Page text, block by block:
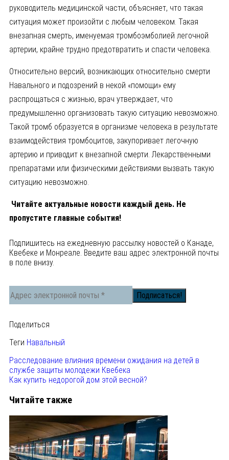
руководитель медицинской части, объясняет, что такая
ситуация может произойти с любым человеком. Такая
внезапная смерть, именуемая тромбоэмболией легочной
артерии, крайне трудно предотвратить и спасти человека.
Относительно версий, возникающих относительно смерти
Навального и подозрений в некой «помощи» ему
распрощаться с жизнью, врач утверждает, что
предумышленно организовать такую ситуацию невозможно.
Такой тромб образуется в организме человека в результате
взаимодействия тромбоцитов, закупоривает легочную
артерию и приводит к внезапной смерти. Лекарственными
препаратами или физическими действиями вызвать такую
ситуацию невозможно.
Читайте актуальные новости каждый день. Не
пропустите главные события!
Подпишитесь на ежедневную рассылку новостей о Канаде,
Квебеке и Монреале. Введите ваш адрес электронной почты
в поле внизу.
Поделиться
Теги Навальный
Расследование влияния времени ожидания на детей в
службе защиты молодежи Квебека
Как купить недорогой дом этой весной?
Читайте также